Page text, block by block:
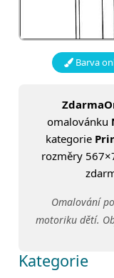
Barva
omalovánku
kategorie
rozměry
Omalování
motoriku dětí.
Kategorie